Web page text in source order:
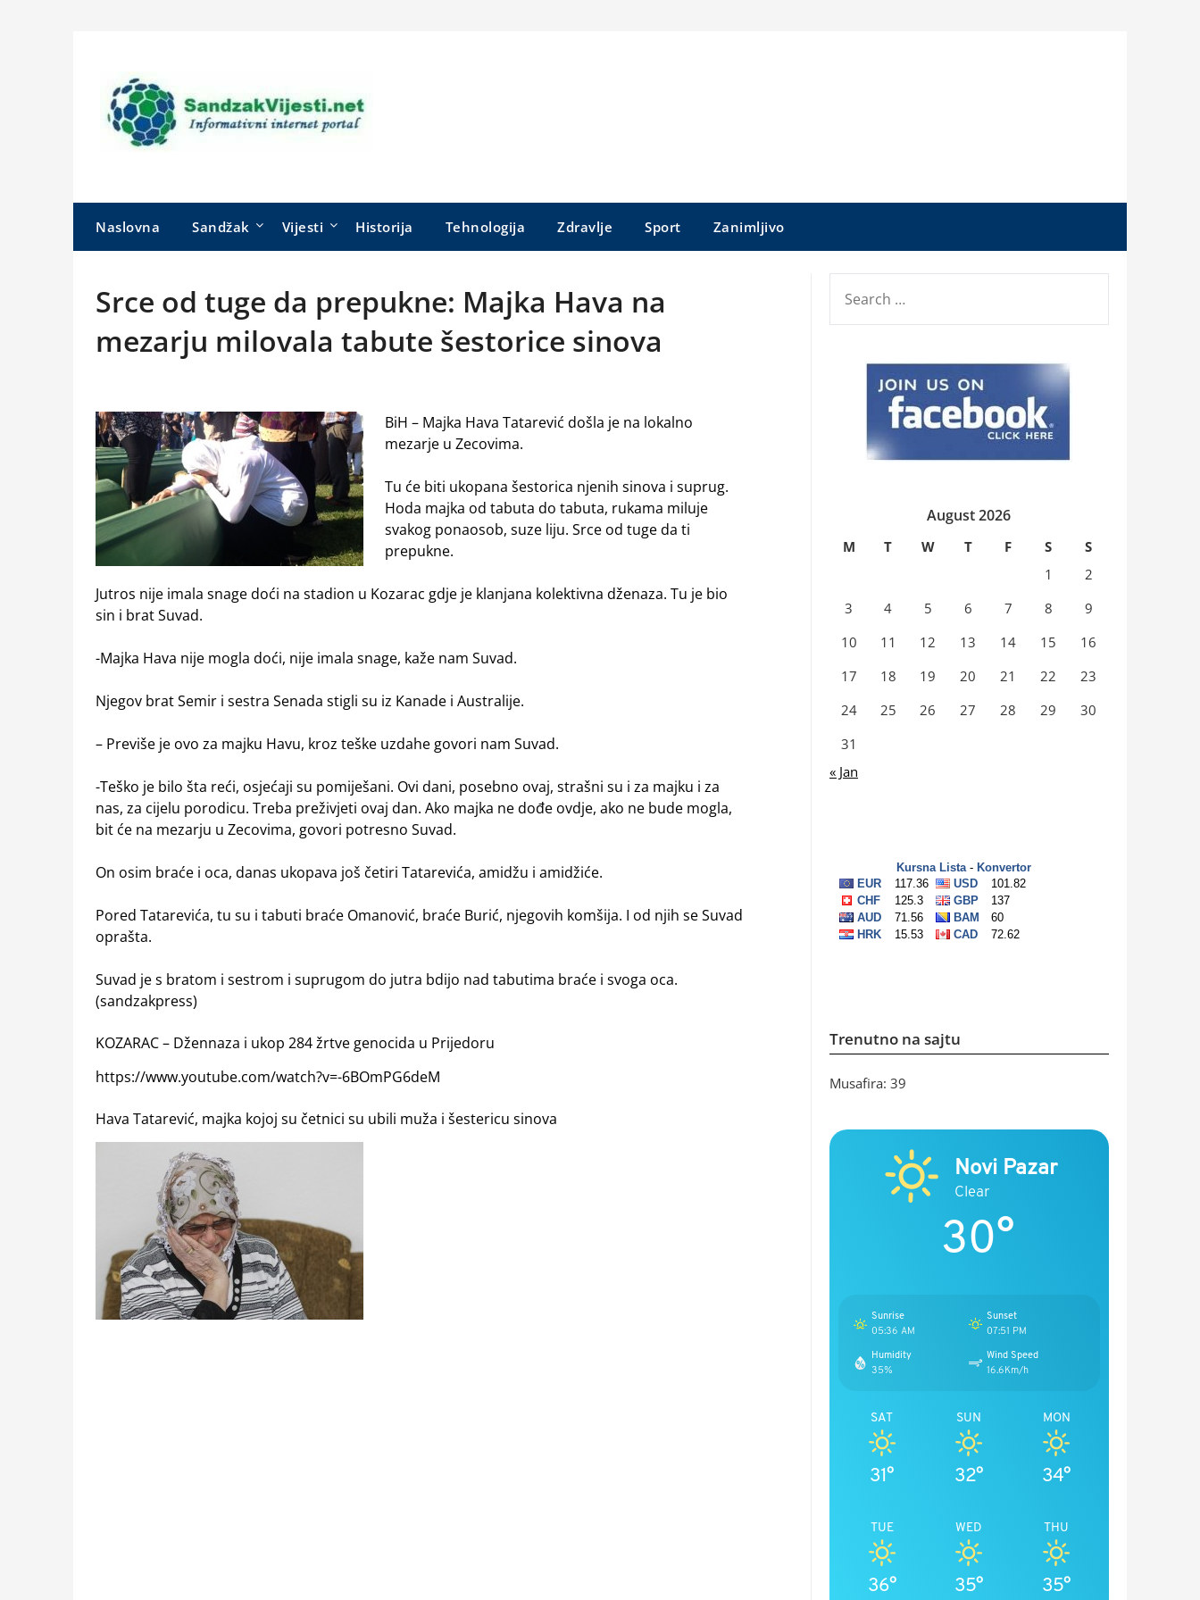
Naslovna Sandžak Vijesti Historija Tehnologija Zdravlje Sport Zanimljivo
Srce od tuge da prepukne: Majka Hava na
mezarju milovala tabute šestorice sinova
BiH – Majka Hava Tatarević došla je na lokalno
mezarje u Zecovima.
Tu će biti ukopana šestorica njenih sinova i suprug.
Hoda majka od tabuta do tabuta, rukama miluje
svakog ponaosob, suze liju. Srce od tuge da ti
prepukne.
Jutros nije imala snage doći na stadion u Kozarac gdje je klanjana kolektivna dženaza. Tu je bio
sin i brat Suvad.
-Majka Hava nije mogla doći, nije imala snage, kaže nam Suvad.
Njegov brat Semir i sestra Senada stigli su iz Kanade i Australije.
– Previše je ovo za majku Havu, kroz teške uzdahe govori nam Suvad.
-Teško je bilo šta reći, osjećaji su pomiješani. Ovi dani, posebno ovaj, strašni su i za majku i za
nas, za cijelu porodicu. Treba preživjeti ovaj dan. Ako majka ne dođe ovdje, ako ne bude mogla,
bit će na mezarju u Zecovima, govori potresno Suvad.
On osim braće i oca, danas ukopava još četiri Tatarevića, amidžu i amidžiće.
Pored Tatarevića, tu su i tabuti braće Omanović, braće Burić, njegovih komšija. I od njih se Suvad
oprašta.
Suvad je s bratom i sestrom i suprugom do jutra bdijo nad tabutima braće i svoga oca.
(sandzakpress)
KOZARAC – Džennaza i ukop 284 žrtve genocida u Prijedoru
https://www.youtube.com/watch?v=-6BOmPG6deM
Hava Tatarević, majka kojoj su četnici su ubili muža i šestericu sinova
FOR:
August 2026
M T W T F S
S
1
2
3
4 5 6 7 8
9
10
11 12 13 14 15
16
17
18 19 20 21 22
23
24
25 26 27 28 29
30
31
« Jan
Trenutno na sajtu
Musafira: 39
Novi Pazar
Clear
30°
Sunrise
05:36 AM
Sunset
07:51 PM
Humidity
35%
Wind Speed
16.6Km/h
SAT
31°
SUN
32°
MON
34°
TUE
36°
WED
35°
THU
35°